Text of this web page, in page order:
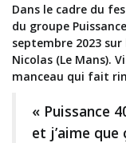
Dans le cadre du
du groupe
septembre 2023
Nicolas (Le Mans).
manceau qui fait
« Puissance
et j’aime